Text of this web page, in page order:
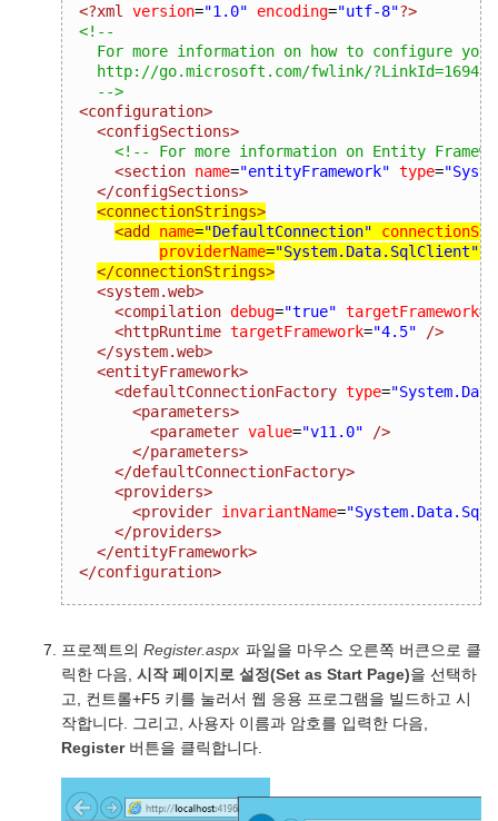
<?xml version="1.0" encoding="utf-8"?>
<!--
For more information on how to configure
  http://go.microsoft.com/fwlink/?LinkId=169433
  -->
<configuration>
<configSections>
<!-- For more information on Entity
<section name="entityFramework" type=
</configSections>
<connectionStrings>
<add
name="DefaultConnection"
providerName="System.Data.SqlClient"
</connectionStrings>
<system.web>
<compilation debug="true" targetFramework=
<httpRuntime targetFramework="4.5"
/>
</system.web>
<entityFramework>
<defaultConnectionFactory type=
<parameters>
<parameter value="v11.0"
/>
</parameters>
</defaultConnectionFactory>
<providers>
<provider invariantName=
</providers>
</entityFramework>
</configuration>
프로젝트의 Register.aspx 파일을 마우스 오른쪽 버큰으로 클
릭한 다음, 시작 페이지로 설정(Set as Start Page)을 선택하
고, 컨트롤+F5 키를 눌러서 웹 응용 프로그램을 빌드하고 시
작합니다. 그리고, 사용자 이름과 암호를 입력한 다음,
Register버튼을 클릭합니다.